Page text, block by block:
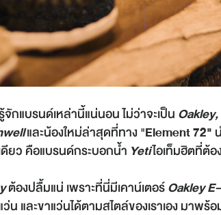
กแบรนด์เหล่านี้แน่นอน ไม่ว่าจะเป็น
และน้องใหม่ล่าสุดที่ทาง "Element 72"
ดียว คือแบรนด์กระบอกน้ำ Yetiไอเท็มฮิตที่ต้อ
ต้องปลื้มแน่ เพราะที่นี่มีเคาน์เตอร์Oakley
น และขาแว่นได้ตามสไตล์ของเราเอง มาพ